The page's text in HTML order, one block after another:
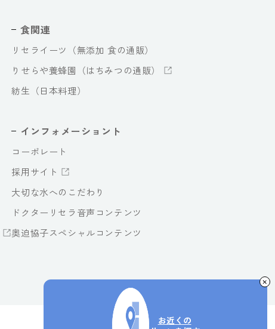
お近くの
食関連
リセライーツ（無添加 食の通販）
りせらや養蜂園（はちみつの通販）
紡生（日本料理）
インフォメーショント
コーポレート
採用サイト
大切な水へのこだわり
ドクターリセラ音声コンテンツ
奥迫協子スペシャルコンテンツ